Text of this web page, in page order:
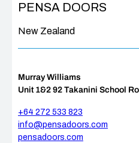
PENSA DOORS
New Zealand
Murray Williams
Unit 1&2 92 Takanini School
+64 272 533 823
info@pensadoors.com
pensadoors.com